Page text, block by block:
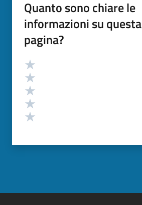
Quanto sono chiare le
informazioni su questa
pagina?
Valutazione